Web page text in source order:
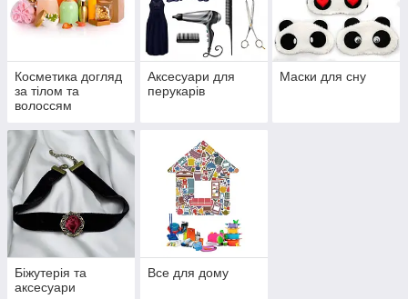
Косметика догляд
за тілом та
волоссям
Аксесуари для
перукарів
Маски для сну
Біжутерія та
аксесуари
Все для дому